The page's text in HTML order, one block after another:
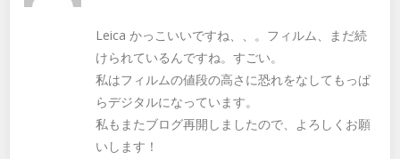
Leica かっこいいですね、、。フィルム、まだ続
けられているんですね。すごい。
私はフィルムの値段の高さに恐れをなしてもっぱ
らデジタルになっています。
私もまたブログ再開しましたので、よろしくお願
いします！